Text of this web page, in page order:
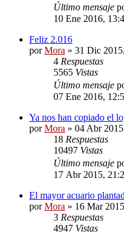
Último mensaje
10 Ene 2016,
Feliz 2.016
porMora » 31 Dic
4 Respuestas
5565 Vistas
Último mensaje
07 Ene 2016,
Ya nos han copiado el
porMora » 04 Abr
18 Respuestas
10497 Vistas
Último mensaje
17 Abr 2015,
El mayor acuario
porMora » 16 Mar
3 Respuestas
4947 Vistas